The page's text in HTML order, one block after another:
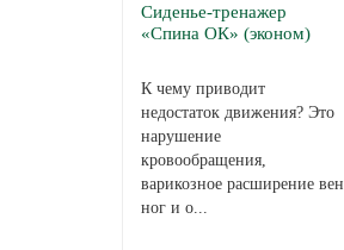
Сиденье-тренажер
«Спина ОК» (эконом)
К чему приводит
недостаток движения? Это
нарушение
кровообращения,
варикозное расширение вен
ног и о...